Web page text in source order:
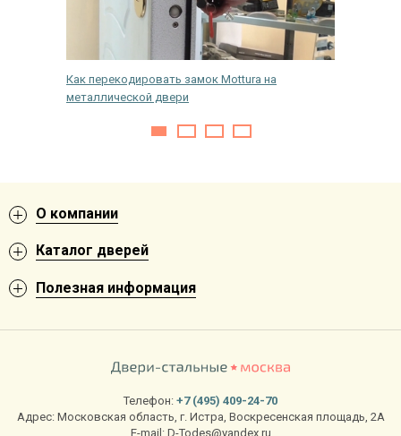
Как перекодировать замок Mottura на
металлической двери
О компании
Каталог дверей
Полезная информация
Телефон: +7 (495) 409-24-70
Адрес: Московская область, г. Истра, Воскресенская площадь, 2А
E-mail: D-Todes@yandex.ru